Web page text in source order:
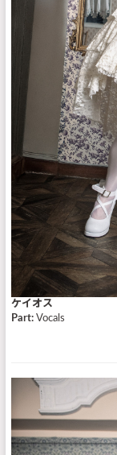
ケイオス
Part: Vocals